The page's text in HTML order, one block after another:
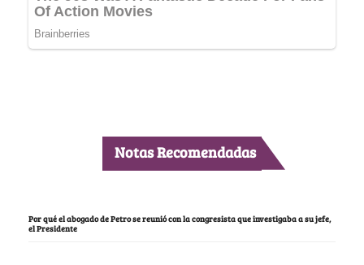
Notas Recomendadas
Por qué el abogado de Petro se reunió con la congresista que investigaba a su jefe,
el Presidente